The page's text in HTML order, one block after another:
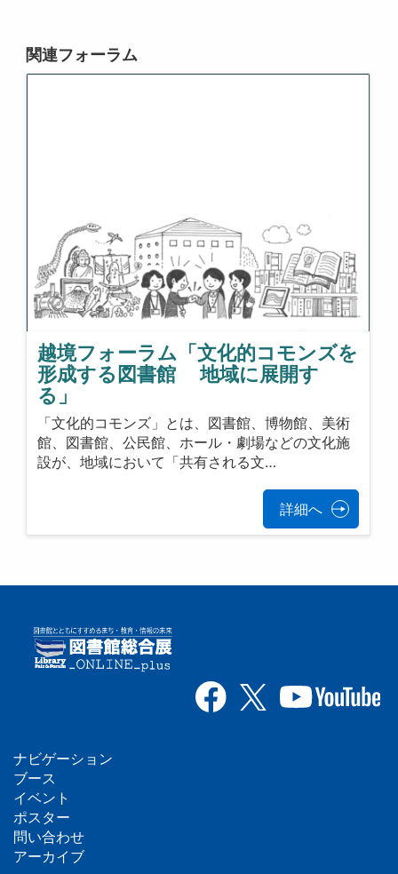
関連フォーラム
越境フォーラム「文化的コモンズを
形成する図書館 地域に展開す
る」
「文化的コモンズ」とは、図書館、博物館、美術
館、図書館、公民館、ホール・劇場などの文化施
設が、地域において「共有される文…
詳細へ
フ
ッ
タ
ナビゲーション
ブース
イベント
ポスター
問い合わせ
アーカイブ